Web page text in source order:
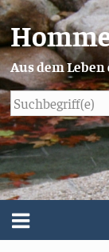
Aus dem